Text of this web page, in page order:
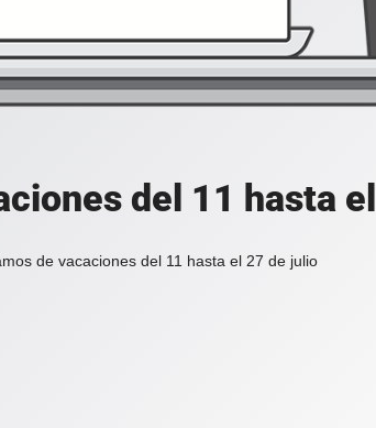
del 11 hasta
de vacaciones del 11 hasta el 27 de julio